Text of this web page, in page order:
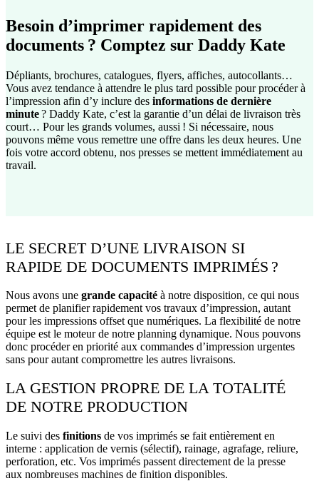
Besoin d’imprimer rapidement des
documents ? Comptez sur Daddy Kate
Dépliants, brochures, catalogues, flyers, affiches, autocollants…
Vous avez tendance à attendre le plus tard possible pour procéder à
l’impression afin d’y inclure des informations de dernière
minute? Daddy Kate, c’est la garantie d’un délai de livraison très
court… Pour les grands volumes, aussi ! Si nécessaire, nous
pouvons même vous remettre une offre dans les deux heures. Une
fois votre accord obtenu, nos presses se mettent immédiatement au
travail.
LE SECRET D’UNE LIVRAISON SI
RAPIDE DE DOCUMENTS IMPRIMÉS ?
Nous avons une grande capacité à notre disposition, ce qui nous
permet de planifier rapidement vos travaux d’impression, autant
pour les impressions offset que numériques. La flexibilité de notre
équipe est le moteur de notre planning dynamique. Nous pouvons
donc procéder en priorité aux commandes d’impression urgentes
sans pour autant compromettre les autres livraisons.
LA GESTION PROPRE DE LA TOTALITÉ
DE NOTRE PRODUCTION
Le suivi des finitions de vos imprimés se fait entièrement en
interne : application de vernis (sélectif), rainage, agrafage, reliure,
perforation, etc. Vos imprimés passent directement de la presse
aux nombreuses machines de finition disponibles.